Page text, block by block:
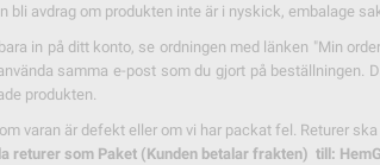
bli avdrag om produkten inte är i nyskick, embalage
in på ditt konto, se ordningen med länken "Min
samma e-post som du gjort på
produkten.
varan är defekt eller om vi har packat fel. Returer
returer som Paket (Kunden betalar frakten) till: